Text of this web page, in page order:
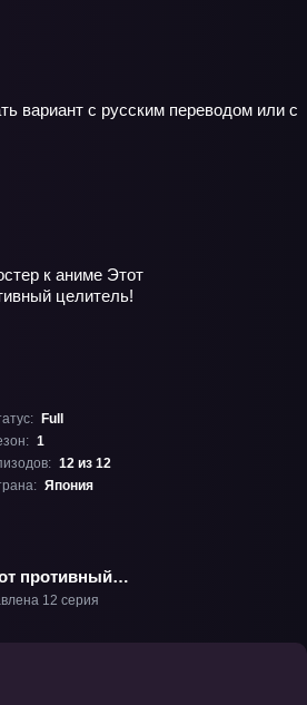
вариант с русским переводом или с
Full
1
12 из 12
Япония
противный
ТВ-1
12 серия